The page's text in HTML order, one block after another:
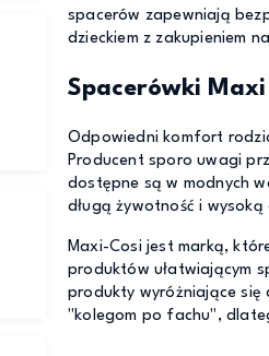
spacerów zapewniają
dzieckiem z zakupieniem
Spacerówki Maxi
Odpowiedni komfort
Producent sporo uwagi
dostępne są w modnych
długą żywotność i
Maxi-Cosi jest marką,
produktów ułatwiającym
produkty wyróżniające się
"kolegom po fachu",